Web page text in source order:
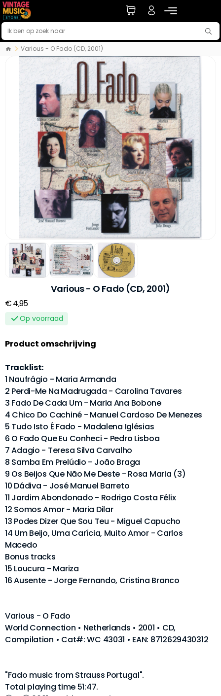
Various - O Fado (CD, 2001)
Various - O Fado (CD, 2001)
€ 4,95
Op voorraad
Product omschrijving
Tracklist:
1 Naufrágio - Maria Armanda
2 Perdi-Me Na Madrugada - Carolina Tavares
3 Fado De Cada Um - Maria Ana Bobone
4 Chico Do Cachiné - Manuel Cardoso De Menezes
5 Tudo Isto É Fado - Madalena Iglésias
6 O Fado Que Eu Conheci - Pedro Lisboa
7 Adagio - Teresa Silva Carvalho
8 Samba Em Prelúdio - João Braga
9 Os Beijos Que Não Me Deste - Rosa Maria (3)
10 Dádiva - José Manuel Barreto
11 Jardim Abondonado - Rodrigo Costa Félix
12 Somos Amor - Maria Dilar
13 Podes Dizer Que Sou Teu - Miguel Capucho
14 Um Beijo, Uma Carícia, Muito Amor - Carlos
Macedo
Bonus tracks
15 Loucura - Mariza
16 Ausente - Jorge Fernando, Cristina Branco
Various - O Fado
World Connection • Netherlands • 2001 • CD,
Compilation • Cat#: WC 43031 • EAN: 8712629430312
"Fado music from Strauss Portugal".
Total playing time 51:47.